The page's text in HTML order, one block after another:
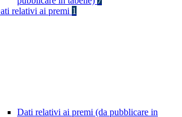
relativi ai premi 1
Dati relativi ai premi (da pubblicare in